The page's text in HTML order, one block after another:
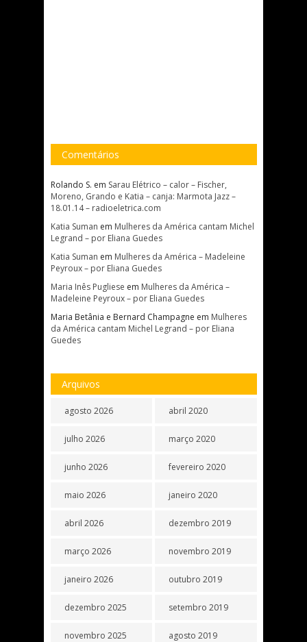
Comentários
Rolando S. em Sarau Elétrico – calor – Fischer,
Moreno, Grando e Katia – canja: Marmota Jazz –
18.01.14 – radioeletrica.com
Katia Suman em Mulheres da América cantam Michel
Legrand – por Eliana Guedes
Katia Suman em Mulheres da América – Madeleine
Peyroux – por Eliana Guedes
Maria Inês Pugliese em Mulheres da América –
Madeleine Peyroux – por Eliana Guedes
Maria Betânia e Bernard Champagne em Mulheres
da América cantam Michel Legrand – por Eliana
Guedes
Arquivos
agosto 2026
julho 2026
junho 2026
maio 2026
abril 2026
março 2026
janeiro 2026
dezembro 2025
novembro 2025
abril 2020
março 2020
fevereiro 2020
janeiro 2020
dezembro 2019
novembro 2019
outubro 2019
setembro 2019
agosto 2019